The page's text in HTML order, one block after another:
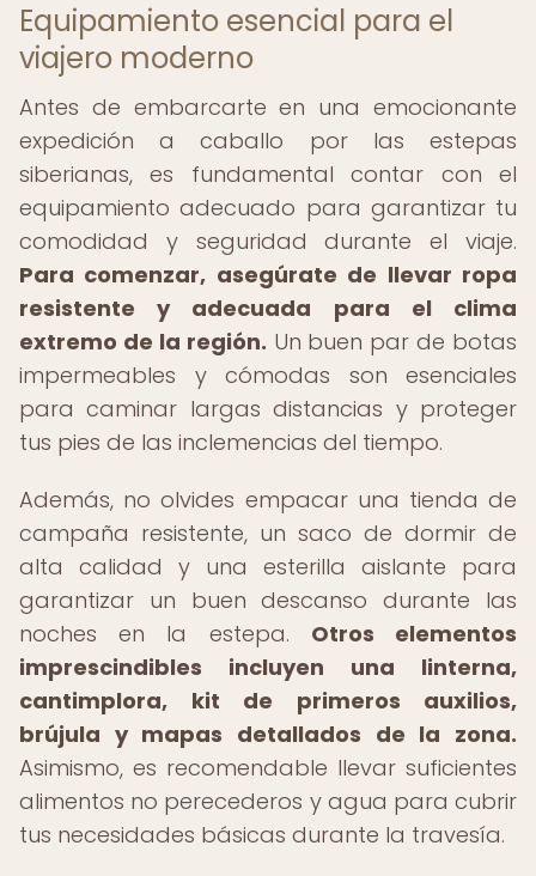
Equipamiento esencial para el
viajero moderno
Antes de embarcarte en una emocionante
expedición a caballo por las estepas
siberianas, es fundamental contar con el
equipamiento adecuado para garantizar tu
comodidad y seguridad durante el viaje.
Para comenzar, asegúrate de llevar ropa
resistente y adecuada para el clima
extremo de la región. Un buen par de botas
impermeables y cómodas son esenciales
para caminar largas distancias y proteger
tus pies de las inclemencias del tiempo.
Además, no olvides empacar una tienda de
campaña resistente, un saco de dormir de
alta calidad y una esterilla aislante para
garantizar un buen descanso durante las
noches en la estepa. Otros elementos
imprescindibles incluyen una linterna,
cantimplora, kit de primeros auxilios,
brújula y mapas detallados de la zona.
Asimismo, es recomendable llevar suficientes
alimentos no perecederos y agua para cubrir
tus necesidades básicas durante la travesía.